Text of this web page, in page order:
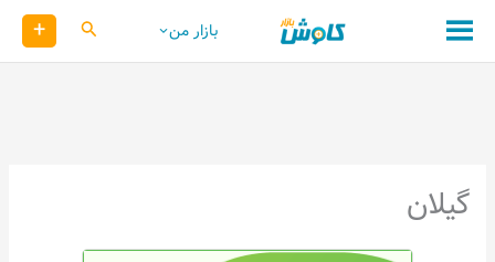
محتوا
بازار من کاوش +
گیلان